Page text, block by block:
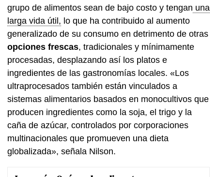
grupo de alimentos sean de bajo costo y tengan una
larga vida útil, lo que ha contribuido al aumento
generalizado de su consumo en detrimento de otras
opciones frescas, tradicionales y mínimamente
procesadas, desplazando así los platos e
ingredientes de las gastronomías locales. «Los
ultraprocesados también están vinculados a
sistemas alimentarios basados en monocultivos que
producen ingredientes como la soja, el trigo y la
caña de azúcar, controlados por corporaciones
multinacionales que promueven una dieta
globalizada», señala Nilson.